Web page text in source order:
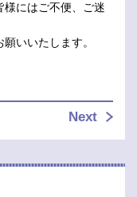
様にはご不便、ご迷
いいたします。
Next